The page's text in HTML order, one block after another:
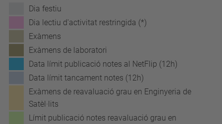
Dia festiu
Dia lectiu d'activitat restringida (*)
Exàmens
Exàmens de laboratori
Data límit publicació notes al NetFlip (12h)
Data límit tancament notes (12h)
Exàmens de reavaluació grau en Enginyeria de
Satèl·lits
Límit publicació notes reavaluació grau en